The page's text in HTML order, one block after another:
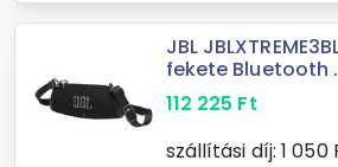
JBL
fekete Bluetooth
112 225 Ft
szállítási díj: 1 050